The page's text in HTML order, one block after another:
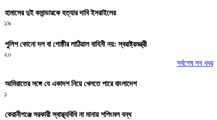
হামাসের দুই কমান্ডারকে হত্যার দাবি ইসরাইলের
১৯
পুলিশ কোনো দল বা গোষ্ঠীর লাঠিয়াল বাহিনী নয়: স্বরাষ্ট্রমন্ত্রী
২০
সর্বশেষ সব খবর
আমিরাতের সঙ্গে যে একাদশ নিয়ে খেলতে পারে বাংলাদেশ
১
কেরানীগঞ্জে সরকারী স্বাস্থ্যবিধি না মানায় শপিংমল বন্ধ